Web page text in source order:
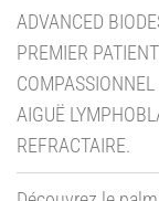
ADVANCED
PREMIER
AIGUË
REFRACTAIRE.